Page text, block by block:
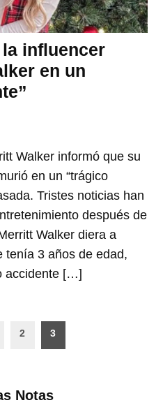
influencer
en un
Walker informó que su
en un “trágico
Tristes noticias han
después de
Walker diera a
tenía 3 años de edad,
accidente […]
2 3
Notas